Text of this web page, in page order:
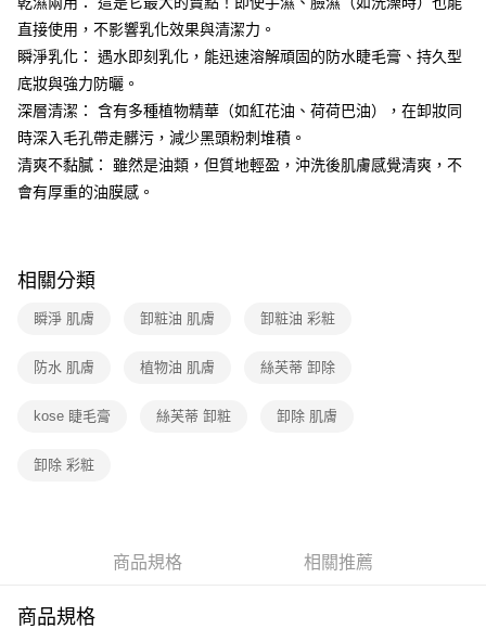
直接使用，不影響乳化效果與清潔力。
瞬淨乳化： 遇水即刻乳化，能迅速溶解頑固的防水睫毛膏、持久型
底妝與強力防曬。
深層清潔： 含有多種植物精華（如紅花油、荷荷巴油），在卸妝同
時深入毛孔帶走髒污，減少黑頭粉刺堆積。
清爽不黏膩： 雖然是油類，但質地輕盈，沖洗後肌膚感覺清爽，不
會有厚重的油膜感。
相關分類
瞬淨 肌膚 卸粧油 肌膚 卸粧油 彩粧
防水 肌膚 植物油 肌膚 絲芙蒂 卸除
kose 睫毛膏 絲芙蒂 卸粧 卸除 肌膚
卸除 彩粧
商品規格 相關推薦
商品規格